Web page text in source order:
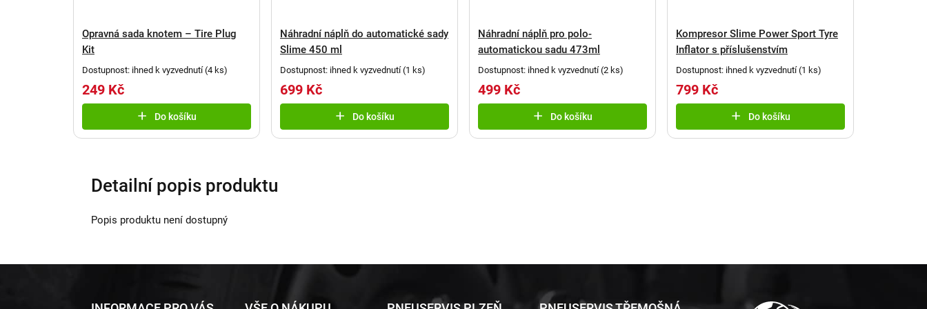
Opravná sada knotem – Tire Plug
Kit
Dostupnost: ihned k vyzvednutí(4 ks)
249 Kč
Do košíku
Náhradní náplň do automatické sady
Slime 450 ml
Dostupnost: ihned k vyzvednutí(1 ks)
699 Kč
Do košíku
Náhradní náplň pro polo-
automatickou sadu 473ml
Dostupnost: ihned k vyzvednutí(2 ks)
499 Kč
Do košíku
Kompresor Slime Power Sport Tyre
Inflator s příslušenstvím
Dostupnost: ihned k vyzvednutí(1 ks)
799 Kč
Do košíku
Detailní popis produktu
Popis produktu není dostupný